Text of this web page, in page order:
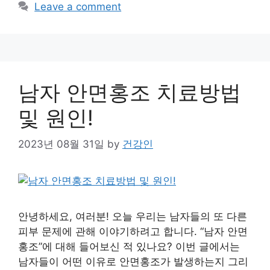
Leave a comment
남자 안면홍조 치료방법
및 원인!
2023년 08월 31일 by 건강인
안녕하세요, 여러분! 오늘 우리는 남자들의 또 다른
피부 문제에 관해 이야기하려고 합니다. “남자 안면
홍조”에 대해 들어보신 적 있나요? 이번 글에서는
남자들이 어떤 이유로 안면홍조가 발생하는지 그리